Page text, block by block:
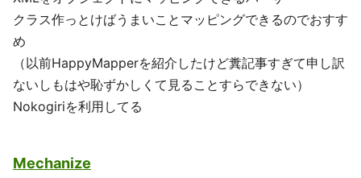
クラス作っとけばうまいことマッピングできるのでおすす
め
（以前HappyMapperを紹介したけど糞記事すぎて申し訳
ないしもはや恥ずかしくて見ることすらできない）
Nokogiriを利用してる
Mechanize